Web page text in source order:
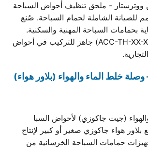
ووترستار - ملحق تنظيف أحواض السباحة
للصيانة الشاملة لحمام السباحة. صُنع
بحمامات السباحة المهنية والسكنية.
تجميع كامل (ACC-TH-XX-XX-XX) جاهز للتركيب في أحواض
خلط الماء والهواء (بلاور هواء)
(جيت جاكوزي) لأحواض السبا
بلاور هواء جاكوزي صغير أو كبير لإنتاج
حمامات السباحة الخرسانية من